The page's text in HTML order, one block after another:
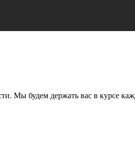
Мы будем держать вас в курсе